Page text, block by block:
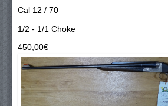
Cal 12 / 70
1/2 - 1/1 Choke
450,00‎€